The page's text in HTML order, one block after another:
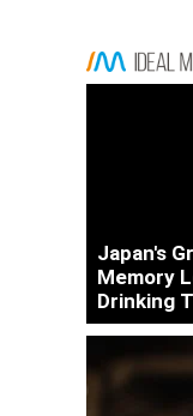
Japan's
Memory
Drinking